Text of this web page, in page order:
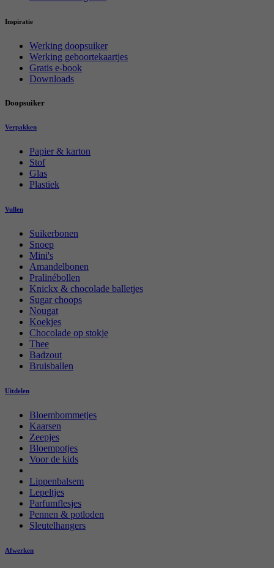
Inspiratie
Werking doopsuiker
Werking geboortekaartjes
Gratis e-book
Downloads
Doopsuiker
Verpakken
Papier & karton
Stof
Glas
Plastiek
Vullen
Suikerbonen
Snoep
Mini's
Amandelbonen
Pralinébollen
Knickx & chocolade balletjes
Sugar choops
Nougat
Koekjes
Chocolade op stokje
Thee
Badzout
Bruisballen
Uitdelen
Bloembommetjes
Kaarsen
Zeepjes
Bloempotjes
Voor de kids
Lippenbalsem
Lepeltjes
Parfumflesjes
Pennen & potloden
Sleutelhangers
Afwerken